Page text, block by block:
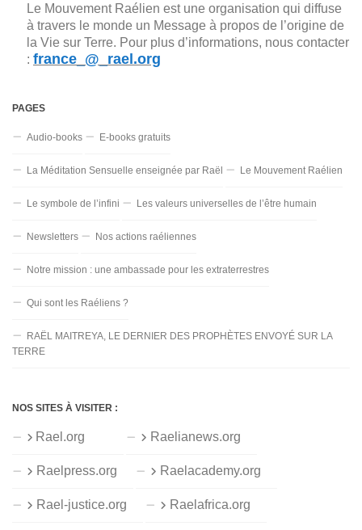
Le Mouvement Raélien est une organisation qui diffuse
à travers le monde un Message à propos de l’origine de
la Vie sur Terre. Pour plus d’informations, nous contacter
: france_@_rael.org
PAGES
Audio-books E-books gratuits
La Méditation Sensuelle enseignée par Raël Le Mouvement Raélien
Le symbole de l’infini Les valeurs universelles de l’être humain
Newsletters Nos actions raéliennes
Notre mission : une ambassade pour les extraterrestres
Qui sont les Raéliens ?
RAËL MAITREYA, LE DERNIER DES PROPHÈTES ENVOYÉ SUR LA
TERRE
NOS SITES À VISITER :
Rael.org Raelianews.org
Raelpress.org Raelacademy.org
Rael-justice.org Raelafrica.org